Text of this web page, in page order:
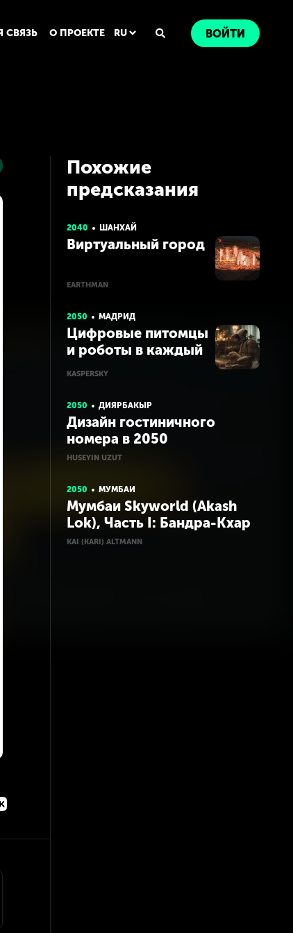
СВЯЗЬ О ПРОЕКТЕ RU ВОЙТИ
Похожие
предсказания
2040 ШАНХАЙ
Виртуальный город
EARTHMAN
2050 МАДРИД
Цифровые питомцы
и роботы в каждый
дом
KASPERSKY
2050 ДИЯРБАКЫР
Дизайн гостиничного
номера в 2050
HUSEYIN UZUT
2050 МУМБАИ
Мумбаи Skyworld (Akash
Lok), Часть I: Бандра-Кхар
KAI (KARI) ALTMANN